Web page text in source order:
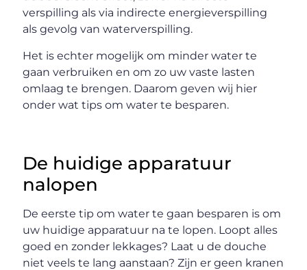
verspilling als via indirecte energieverspilling
als gevolg van waterverspilling.
Het is echter mogelijk om minder water te
gaan verbruiken en om zo uw vaste lasten
omlaag te brengen. Daarom geven wij hier
onder wat tips om water te besparen.
De huidige apparatuur
nalopen
De eerste tip om water te gaan besparen is om
uw huidige apparatuur na te lopen. Loopt alles
goed en zonder lekkages? Laat u de douche
niet veels te lang aanstaan? Zijn er geen kranen